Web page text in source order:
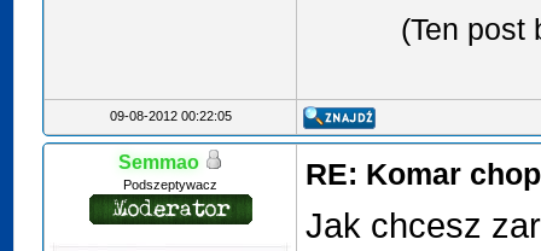
(Ten post
09-08-2012 00:22:05
Semmao
Podszeptywacz RE: Komar
Jak chcesz